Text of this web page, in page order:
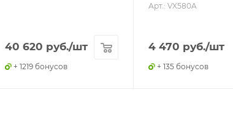
40 620 руб./шт
+ 1219 бонусов
Арт.: VX580A
4 470 руб./шт
+ 135 бонусов